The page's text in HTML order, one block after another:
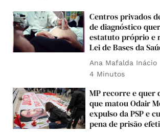
Centros privados
de diagnóstico
estatuto próprio e
Lei de Bases da
Ana Mafalda Inácio
4 Minutos
MP recorre e quer
que matou Odair
expulso da PSP e
pena de prisão